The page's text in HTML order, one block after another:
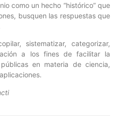
como un hecho “histórico” que
busquen las respuestas que
sistematizar, categorizar,
a los fines de facilitar la
en materia de ciencia,